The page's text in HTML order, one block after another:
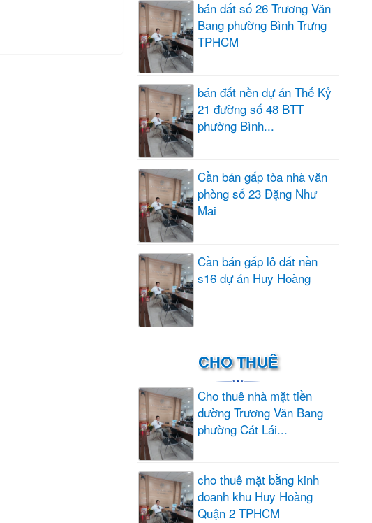
bán đất số 26 Trương Văn
Bang phường Bình Trưng
TPHCM
bán đất nền dự án Thế Kỷ
21 đường số 48 BTT
phường Bình...
Cần bán gấp tòa nhà văn
phòng số 23 Đặng Như
Mai
Cần bán gấp lô đất nền
s16 dự án Huy Hoàng
CHO THUÊ
Cho thuê nhà mặt tiền
đường Trương Văn Bang
phường Cát Lái...
cho thuê mặt bằng kinh
doanh khu Huy Hoàng
Quận 2 TPHCM